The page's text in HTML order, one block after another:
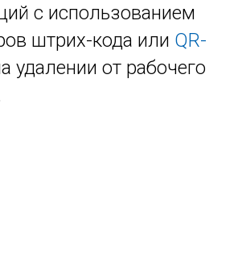
с использованием
штрих-кода или QR-
удалении от рабочего